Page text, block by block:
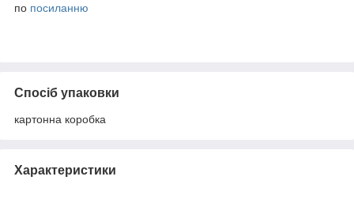
по посиланню
Спосіб упаковки
картонна коробка
Характеристики